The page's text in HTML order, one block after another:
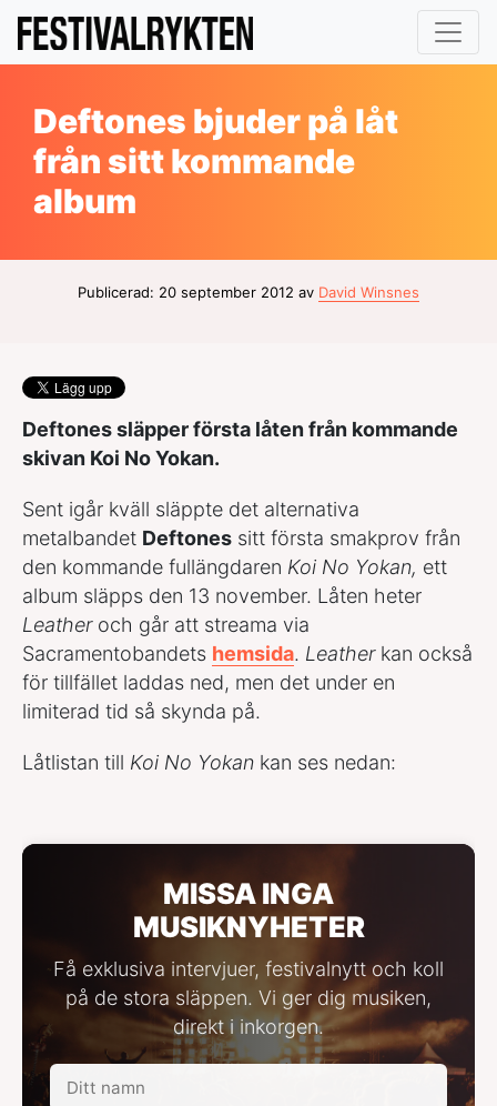
Deftones bjuder på låt
från sitt kommande
album
Publicerad: 20 september 2012 av David Winsnes
Deftones släpper första låten från kommande
skivan Koi No Yokan.
Sent igår kväll släppte det alternativa
metalbandet Deftones sitt första smakprov från
den kommande fullängdaren Koi No Yokan, ett
album släpps den 13 november. Låten heter
Leatheroch går att streama via
Sacramentobandets hemsida. Leatherkan också
för tillfället laddas ned, men det under en
limiterad tid så skynda på.
Låtlistan till Koi No Yokan kan ses nedan:
MISSA INGA
MUSIKNYHETER
Få exklusiva intervjuer, festivalnytt och koll
på de stora släppen. Vi ger dig musiken,
direkt i inkorgen.